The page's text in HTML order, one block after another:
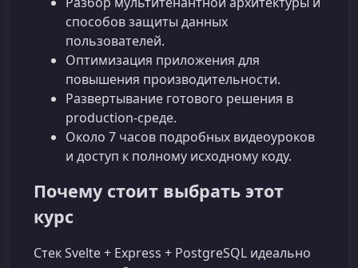
способов защиты данных
пользователей.
Оптимизация приложения для
повышения производительности.
Развертывание готового решения в
production‑среде.
Около 7 часов подробных видеоуроков
и доступ к полному исходному коду.
Почему стоит выбрать этот
курс
Стек Svelte + Express + PostgreSQL идеально